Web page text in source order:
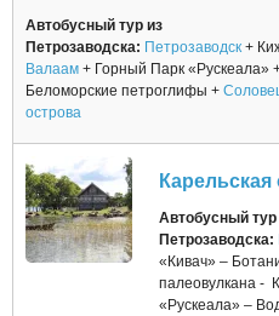
Автобусный тур из
Петрозаводска: Петрозаводск +
Валаам + Горный Парк «Рускеала»
Беломорские петроглифы +
острова
Карельская
Автобусный тур
Петрозаводска:
«Кивач» –
палеовулкана -
«Рускеала» –